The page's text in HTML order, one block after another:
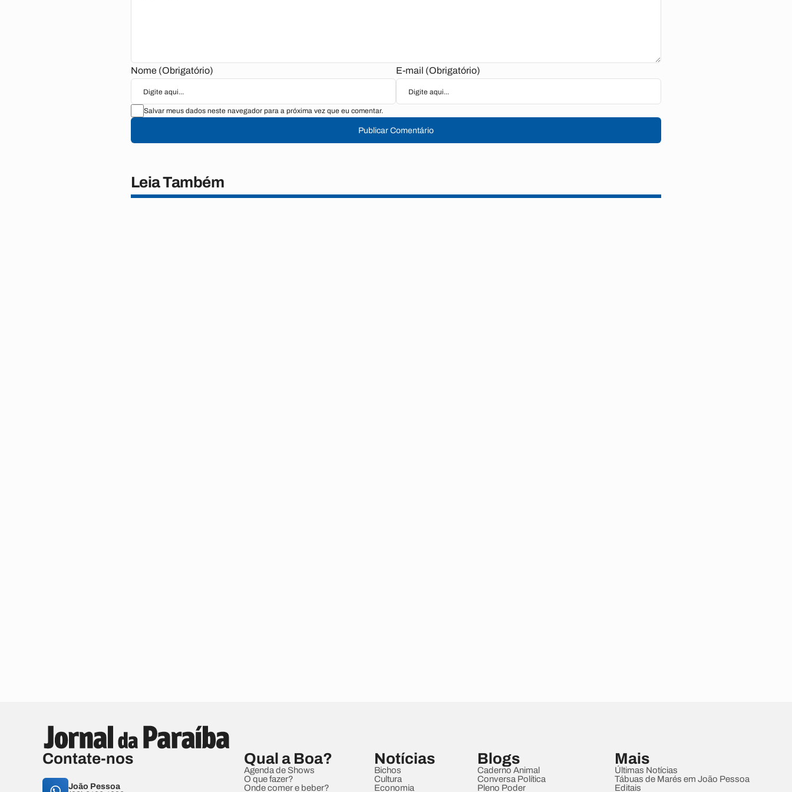
Nome (Obrigatório) E-mail (Obrigatório)
Salvar meus dados neste navegador para a próxima vez que eu comentar.
Publicar Comentário
Leia Também
Contate-nos
João Pessoa
Qual a Boa?
Agenda de Shows
O que fazer?
Onde comer e beber?
Notícias
Bichos
Cultura
Economia
Blogs
Caderno Animal
Conversa Política
Pleno Poder
Mais
Últimas Notícias
Tábuas de Marés em João Pessoa
Editais